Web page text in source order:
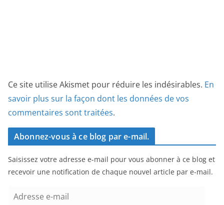
Ce site utilise Akismet pour réduire les indésirables. En
savoir plus sur la façon dont les données de vos
commentaires sont traitées.
Abonnez-vous à ce blog par e-mail.
Saisissez votre adresse e-mail pour vous abonner à ce blog et
recevoir une notification de chaque nouvel article par e-mail.